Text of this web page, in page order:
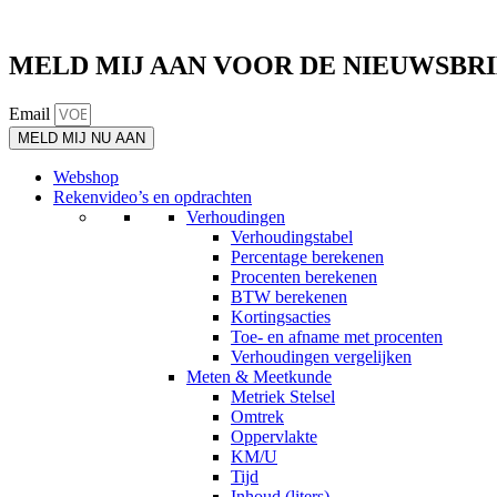
MELD MIJ AAN VOOR DE
Email
MELD MIJ NU AAN
Webshop
Rekenvideo’s en opdrachten
Verhoudingen
Verhoudingstabel
Percentage berekenen
Procenten berekenen
BTW berekenen
Kortingsacties
Toe- en afname met procenten
Verhoudingen vergelijken
Meten & Meetkunde
Metriek Stelsel
Omtrek
Oppervlakte
KM/U
Tijd